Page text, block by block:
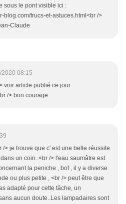
sous le pont visible ici :
blog.com/trucs-et-astuces.html<br />
Claude
2020 08:15
voir article publié ce jour
/> bon courage
/> je trouve que c' est une belle réussite
un coin..<br /> l'eau saumâtre est
la peniche , bof , il y a diverse
ou plus petite , <br /> peut être que
adapté pour cette tâche, un
aucun doute..Les lampadaires sont